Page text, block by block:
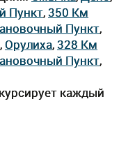
Пункт,350 Км
Пункт,
,Орулиха,328 Км
Пункт,
каждый